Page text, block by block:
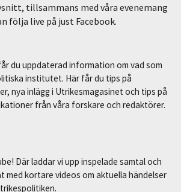
tillsammans med våra evenemang
följa live på just Facebook.
du uppdaterad information om vad som
institutet. Här får du tips på
nya inlägg i Utrikesmagasinet och tips på
från våra forskare och redaktörer.
Där laddar vi upp inspelade samtal och
med kortare videos om aktuella händelser